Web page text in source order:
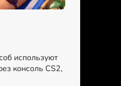
используют
консоль CS2,